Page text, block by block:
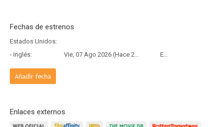
Fechas de estrenos
Estados Unidos:
- Inglés:
Vie, 07 Ago 2026 (Hace 2 días) Estreno
Añadir fecha
Enlaces externos